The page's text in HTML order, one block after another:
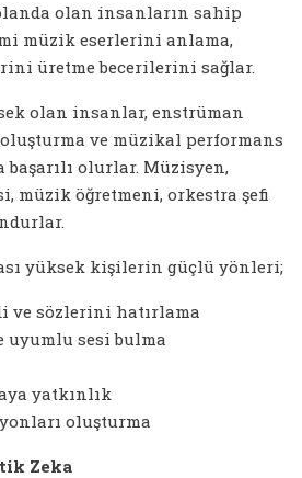
olan insanların sahip
müzik eserlerini anlama,
üretme becerilerini sağlar.
olan insanlar, enstrüman
ve müzikal performans
olurlar. Müzisyen,
müzik öğretmeni, orkestra şefi
yüksek kişilerin güçlü yönleri;
ve sözlerini hatırlama
uyumlu sesi bulma
yatkınlık
oluşturma
Zeka